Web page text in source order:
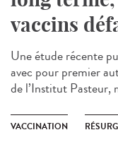
vaccins
Une étude récente
avec pour premier
de l’Institut Pasteur,
VACCINATION